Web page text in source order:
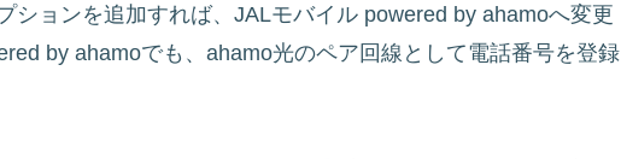
ションを追加すれば、JALモバイル powered by ahamoへ変更
by ahamoでも、ahamo光のペア回線として電話番号を登録